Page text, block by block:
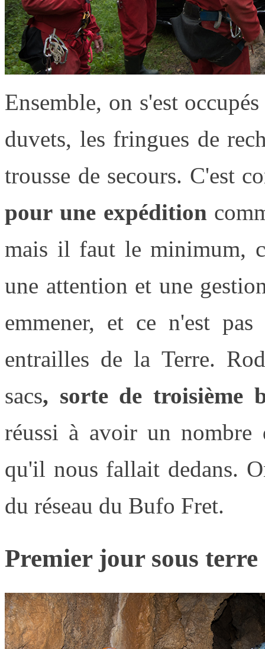
Ensemble, on s'est
duvets, les fringues de
trousse de secours. C'est
pour une expédition
mais il faut le minimum,
une attention et une
emmener, et ce n'est
entrailles de la Terre.
sacs, sorte de troisième
réussi à avoir un nombre
qu'il nous fallait dedans.
du réseau du Bufo Fret.
Premier jour sous terre